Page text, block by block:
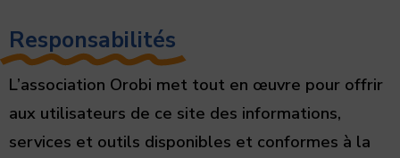
Responsabilités
L’association Orobi met tout en œuvre pour offrir
aux utilisateurs de ce site des informations,
services et outils disponibles et conformes à la